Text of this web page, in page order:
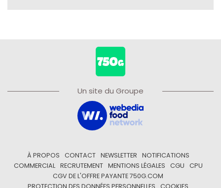
Un site du Groupe
À PROPOS CONTACT NEWSLETTER
NOTIFICATIONS
COMMERCIAL
RECRUTEMENT MENTIONS LÉGALES CGU
CPU
CGV DE L'OFFRE PAYANTE 750G.COM